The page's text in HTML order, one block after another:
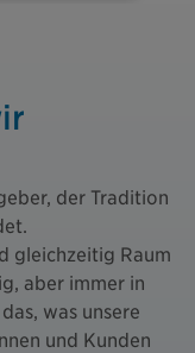
der Tradition
gleichzeitig Raum
aber immer in
was unsere
und Kunden